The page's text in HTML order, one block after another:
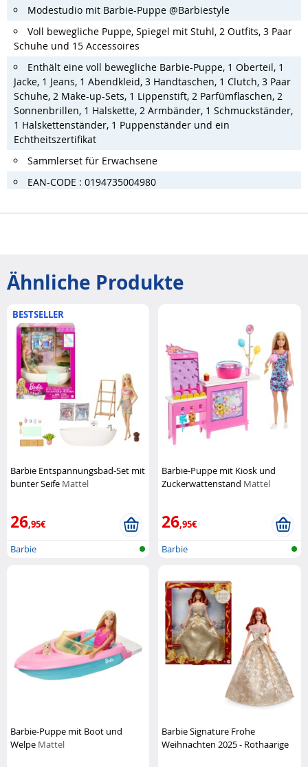
Modestudio mit Barbie-Puppe @Barbiestyle
Voll bewegliche Puppe, Spiegel mit Stuhl, 2 Outfits, 3 Paar
Schuhe und 15 Accessoires
Enthält eine voll bewegliche Barbie-Puppe, 1 Oberteil, 1
Jacke, 1 Jeans, 1 Abendkleid, 3 Handtaschen, 1 Clutch, 3 Paar
Schuhe, 2 Make-up-Sets, 1 Lippenstift, 2 Parfümflaschen, 2
Sonnenbrillen, 1 Halskette, 2 Armbänder, 1 Schmuckständer,
1 Halskettenständer, 1 Puppenständer und ein
Echtheitszertifikat
Sammlerset für Erwachsene
EAN-CODE : 0194735004980
Ähnliche Produkte
BESTSELLER
Barbie Entspannungsbad-Set mit
bunter Seife Mattel
26,95€
Barbie
Barbie-Puppe mit Kiosk und
Zuckerwattenstand Mattel
26,95€
Barbie
Barbie-Puppe mit Boot und
Welpe Mattel
Barbie Signature Frohe
Weihnachten 2025 - Rothaarige